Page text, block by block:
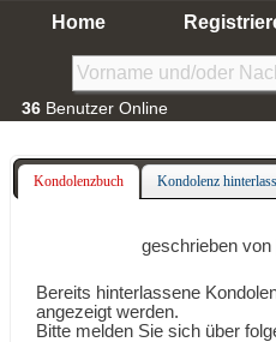
Home
36 Benutzer Online
Kondolenzbuch Kondolenz
geschrieben von
Bereits hinterlassene
angezeigt werden.
Bitte melden Sie sich über